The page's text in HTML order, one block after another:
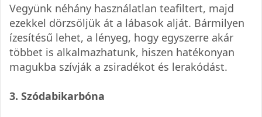
Vegyünk néhány használatlan teafiltert, majd
ezekkel dörzsöljük át a lábasok alját. Bármilyen
ízesítésű lehet, a lényeg, hogy egyszerre akár
többet is alkalmazhatunk, hiszen hatékonyan
magukba szívják a zsiradékot és lerakódást.
3. Szódabikarbóna